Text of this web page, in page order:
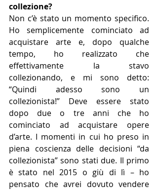
collezione?
Non c’è stato un momento specifico.
Ho semplicemente cominciato ad
acquistare arte e, dopo qualche
tempo, ho realizzato che
effettivamente la stavo
collezionando, e mi sono detto:
“Quindi adesso sono un
collezionista!” Deve essere stato
dopo due o tre anni che ho
cominciato ad acquistare opere
d’arte. I momenti in cui ho preso in
piena coscienza delle decisioni “da
collezionista” sono stati due. Il primo
è stato nel 2015 o giù di lì – ho
pensato che avrei dovuto vendere